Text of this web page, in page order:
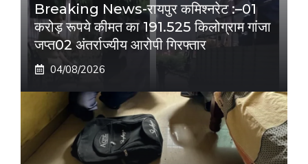
Breaking News-रायपुर कमिश्नरेट :–01
करोड़ रूपये कीमत का 191.525 किलोग्राम गांजा
जप्त02 अंतर्राज्यीय आरोपी गिरफ्तार
04/08/2026